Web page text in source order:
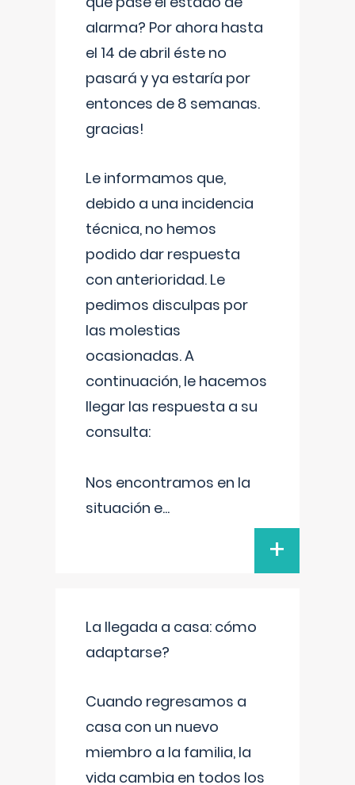
alarma? Por ahora hasta
el 14 de abril éste no
pasará y ya estaría por
entonces de 8 semanas.
gracias!
Le informamos que,
debido a una incidencia
técnica, no hemos
podido dar respuesta
con anterioridad. Le
pedimos disculpas por
las molestias
ocasionadas. A
continuación, le hacemos
llegar las respuesta a su
consulta:
Nos encontramos en la
situación e...
+
La llegada a casa: cómo
adaptarse?
Cuando regresamos a
casa con un nuevo
miembro a la familia, la
vida cambia en todos los